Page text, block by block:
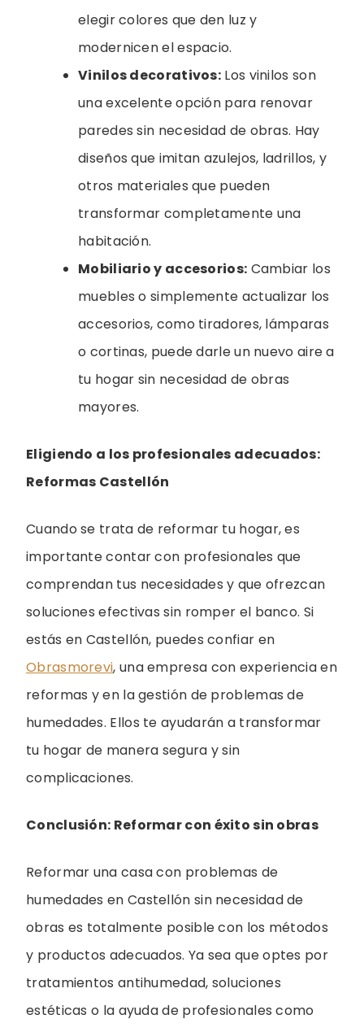
elegir colores que den luz y
modernicen el espacio.
Vinilos decorativos: Los vinilos son
una excelente opción para renovar
paredes sin necesidad de obras. Hay
diseños que imitan azulejos, ladrillos, y
otros materiales que pueden
transformar completamente una
habitación.
Mobiliario y accesorios: Cambiar los
muebles o simplemente actualizar los
accesorios, como tiradores, lámparas
o cortinas, puede darle un nuevo aire a
tu hogar sin necesidad de obras
mayores.
Eligiendo a los profesionales adecuados:
Reformas Castellón
Cuando se trata de reformar tu hogar, es
importante contar con profesionales que
comprendan tus necesidades y que ofrezcan
soluciones efectivas sin romper el banco. Si
estás en Castellón, puedes confiar en
Obrasmorevi, una empresa con experiencia en
reformas y en la gestión de problemas de
humedades. Ellos te ayudarán a transformar
tu hogar de manera segura y sin
complicaciones.
Conclusión: Reformar con éxito sin obras
Reformar una casa con problemas de
humedades en Castellón sin necesidad de
obras es totalmente posible con los métodos
y productos adecuados. Ya sea que optes por
tratamientos antihumedad, soluciones
estéticas o la ayuda de profesionales como